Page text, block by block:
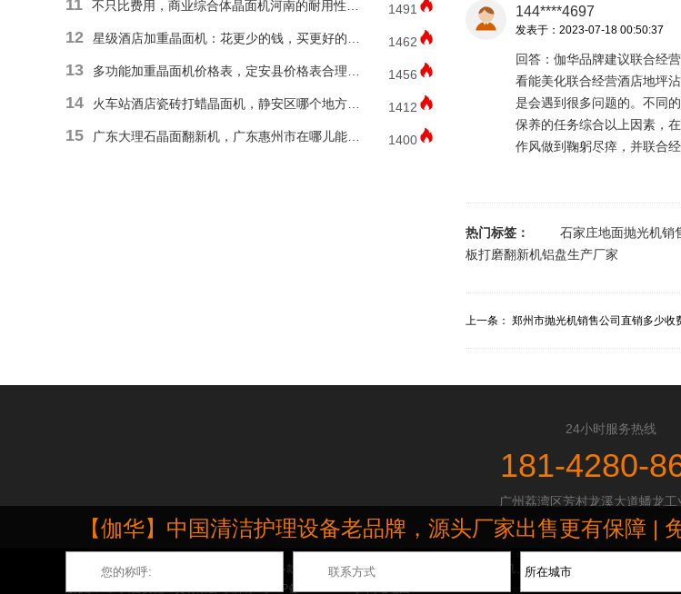
144****4697
发表于：2023-07-18 00:50:37
回答：伽华品牌建议联合经
看能美化联合经营酒店地坪
是会遇到很多问题的。不同
保养的任务综合以上因素，
作风做到鞠躬尽瘁，并联合
热门标签： 石家庄地面抛光机销
板打磨翻新机铝盘生产厂家
上一条： 郑州市抛光机销售公司直销多少收
11 1491
12 1462
13 1456
14 1412
15 1400
24小时服务热线
181-4280-
广州荔湾区芳村龙溪大道蟠龙工
伽华品牌专业生产石材打磨抛光护理机,推出多款深受市场欢迎的地面打磨抛光机、地坪研磨机、地板打蜡机和地毯清洗机等,
版权归：广州吉安泥工贸有限公司 所有粤ICP备12025285号 网站地图
【伽华】中国清洁护理设备老品牌，源头厂家出售更有保障 |